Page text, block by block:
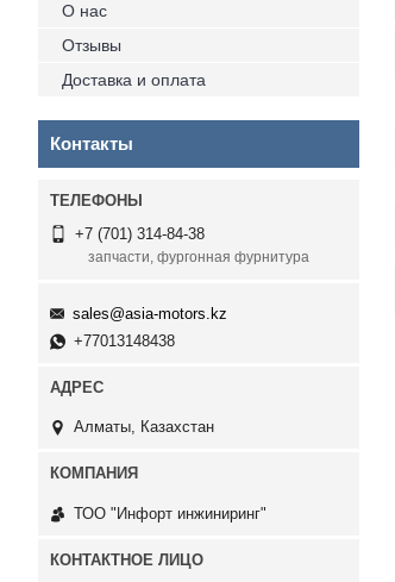
О нас
Отзывы
Доставка и оплата
Контакты
+7 (701) 314-84-38
запчасти, фургонная фурнитура
sales@asia-motors.kz
+77013148438
Алматы, Казахстан
ТОО "Инфорт инжиниринг"